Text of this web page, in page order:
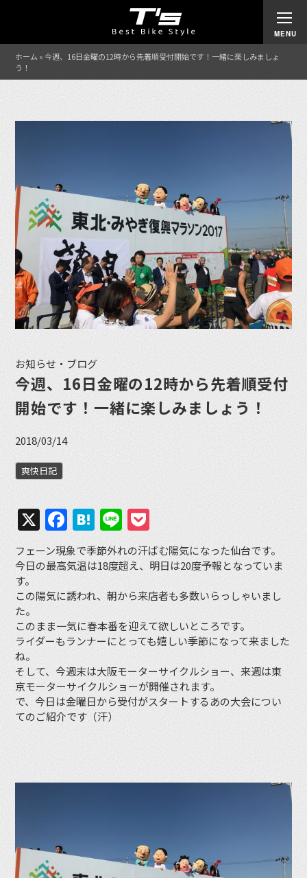
ホーム »今週、16日金曜の12時から先着順受付開始です！一緒に楽しみましょ
う！
お知らせ・ブログ
今週、16日金曜の12時から先着順受付
開始です！一緒に楽しみましょう！
2018/03/14
爽快日記
X Facebook
Hatena
Line
フェーン現象で季節外れの汗ばむ陽気になった仙台です。
今日の最高気温は18度超え、明日は20度予報となっていま
す。
この陽気に誘われ、朝から来店者も多数いらっしゃいまし
た。
このまま一気に春本番を迎えて欲しいところです。
ライダーもランナーにとっても嬉しい季節になって来ました
ね。
そして、今週末は大阪モーターサイクルショー、来週は東
京モーターサイクルショーが開催されます。
で、今日は金曜日から受付がスタートするあの大会につい
てのご紹介です（汗）